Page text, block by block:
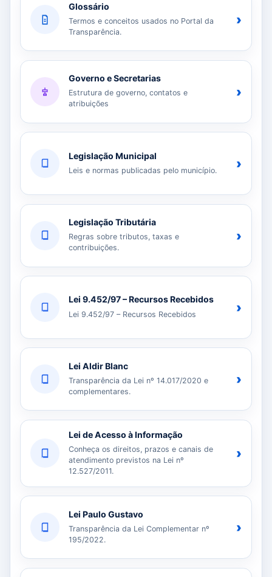
Glossário
Termos e conceitos usados no Portal da
Transparência.
›
Governo e Secretarias
Estrutura de governo, contatos e
atribuições
›
Legislação Municipal
Leis e normas publicadas pelo município. ›
Legislação Tributária
Regras sobre tributos, taxas e
contribuições.
›
Lei 9.452/97 – Recursos Recebidos
Lei 9.452/97 – Recursos Recebidos ›
Lei Aldir Blanc
Transparência da Lei nº 14.017/2020 e
complementares.
›
Lei de Acesso à Informação
Conheça os direitos, prazos e canais de
atendimento previstos na Lei nº
12.527/2011.
›
Lei Paulo Gustavo
Transparência da Lei Complementar nº
195/2022.
›